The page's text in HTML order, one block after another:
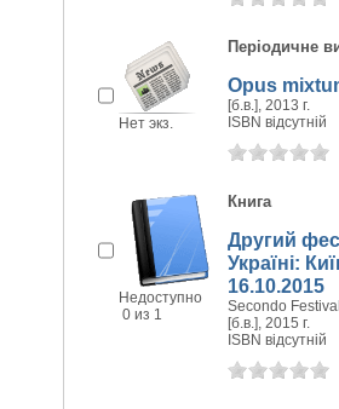
Нет экз.
Періодичне
Opus
[б.в.], 2013 г.
ISBN відсутній
Недоступно
0 из 1
Книга
Другий
Україні:
16.10.2015
Secondo
[б.в.], 2015 г.
ISBN відсутній